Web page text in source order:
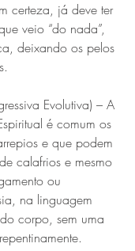
certeza, já deve ter
veio “do nada”,
deixando os pelos
Evolutiva) – A
é comum os
e que podem
calafrios e mesmo
ou
na linguagem
corpo, sem uma